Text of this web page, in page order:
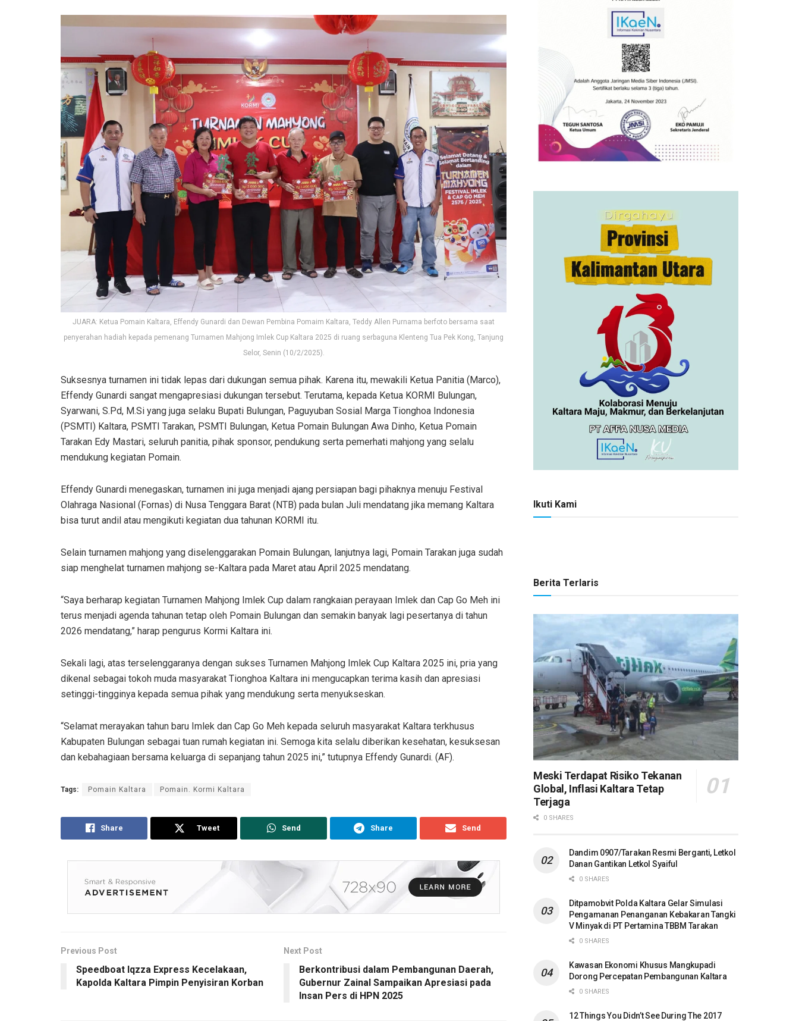
JUARA: Ketua Pomain Kaltara, Effendy Gunardi dan Dewan Pembina Pomaim Kaltara, Teddy Allen Purnama berfoto bersama saat
penyerahan hadiah kepada pemenang Turnamen Mahjong Imlek Cup Kaltara 2025 di ruang serbaguna Klenteng Tua Pek Kong, Tanjung
Selor, Senin (10/2/2025).
Suksesnya turnamen ini tidak lepas dari dukungan semua pihak. Karena itu, mewakili Ketua Panitia (Marco),
Effendy Gunardi sangat mengapresiasi dukungan tersebut. Terutama, kepada Ketua KORMI Bulungan,
Syarwani, S.Pd, M.Si yang juga selaku Bupati Bulungan, Paguyuban Sosial Marga Tionghoa Indonesia
(PSMTI) Kaltara, PSMTI Tarakan, PSMTI Bulungan, Ketua Pomain Bulungan Awa Dinho, Ketua Pomain
Tarakan Edy Mastari, seluruh panitia, pihak sponsor, pendukung serta pemerhati mahjong yang selalu
mendukung kegiatan Pomain.
Effendy Gunardi menegaskan, turnamen ini juga menjadi ajang persiapan bagi pihaknya menuju Festival
Olahraga Nasional (Fornas) di Nusa Tenggara Barat (NTB) pada bulan Juli mendatang jika memang Kaltara
bisa turut andil atau mengikuti kegiatan dua tahunan KORMI itu.
Selain turnamen mahjong yang diselenggarakan Pomain Bulungan, lanjutnya lagi, Pomain Tarakan juga sudah
siap menghelat turnamen mahjong se-Kaltara pada Maret atau April 2025 mendatang.
“Saya berharap kegiatan Turnamen Mahjong Imlek Cup dalam rangkaian perayaan Imlek dan Cap Go Meh ini
terus menjadi agenda tahunan tetap oleh Pomain Bulungan dan semakin banyak lagi pesertanya di tahun
2026 mendatang,” harap pengurus Kormi Kaltara ini.
Sekali lagi, atas terselenggaranya dengan sukses Turnamen Mahjong Imlek Cup Kaltara 2025 ini, pria yang
dikenal sebagai tokoh muda masyarakat Tionghoa Kaltara ini mengucapkan terima kasih dan apresiasi
setinggi-tingginya kepada semua pihak yang mendukung serta menyukseskan.
“Selamat merayakan tahun baru Imlek dan Cap Go Meh kepada seluruh masyarakat Kaltara terkhusus
Kabupaten Bulungan sebagai tuan rumah kegiatan ini. Semoga kita selalu diberikan kesehatan, kesuksesan
dan kebahagiaan bersama keluarga di sepanjang tahun 2025 ini,” tutupnya Effendy Gunardi. (AF).
Tags: Pomain Kaltara Pomain. Kormi Kaltara
Share Tweet Send Share Send
Previous Post
Speedboat Iqzza Express Kecelakaan,
Kapolda Kaltara Pimpin Penyisiran Korban
Next Post
Berkontribusi dalam Pembangunan Daerah,
Gubernur Zainal Sampaikan Apresiasi pada
Insan Pers di HPN 2025
Ikuti Kami
Berita Terlaris
Meski Terdapat Risiko Tekanan
Global, Inflasi Kaltara Tetap
Terjaga
0 SHARES
Dandim 0907/Tarakan Resmi Berganti, Letkol
Danan Gantikan Letkol Syaiful
0 SHARES
Ditpamobvit Polda Kaltara Gelar Simulasi
Pengamanan Penanganan Kebakaran Tangki
V Minyak di PT Pertamina TBBM Tarakan
0 SHARES
Kawasan Ekonomi Khusus Mangkupadi
Dorong Percepatan Pembangunan Kaltara
0 SHARES
12 Things You Didn’t See During The 2017